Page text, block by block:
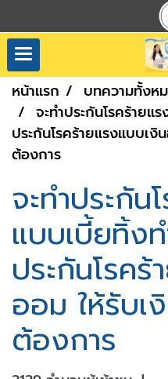
หน้าแรก บทความทั้งห
จะทำประกันโรคร้ายแ
ประกันโรคร้ายแรงแบบเ
ต้องการ
จะทำประกัน
แบบเบี้ยทิ้งท
ประกันโรค
ออม ให้รับเ
ต้องการ